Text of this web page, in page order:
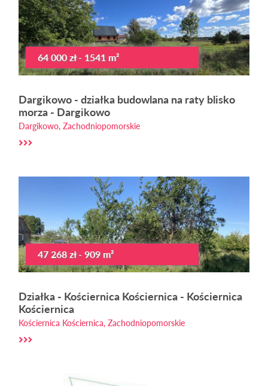
64 000 zł - 1541 m²
Dargikowo - działka budowlana na raty blisko
morza - Dargikowo
Dargikowo, Zachodniopomorskie
47 268 zł - 909 m²
Działka - Kościernica Kościernica - Kościernica
Kościernica
Kościernica Kościernica, Zachodniopomorskie